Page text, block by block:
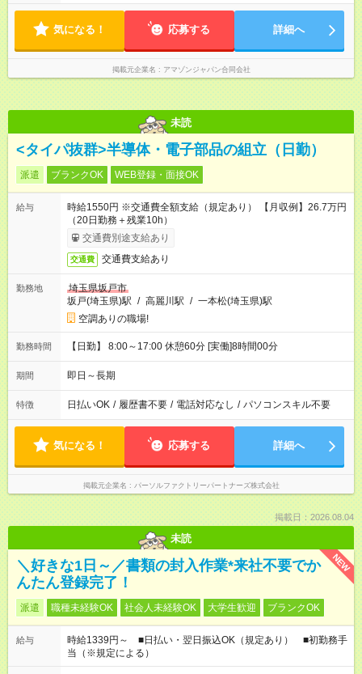
気になる！ 応募する 詳細へ
掲載元企業名 アマゾンジャパン合同会社
未読
<タイパ抜群>半導体・電子部品の組立（日勤）
派遣 ブランクOK WEB登録・面接OK
給与
時給1550円 ※交通費全額支給（規定あり） 【月収例】26.7万円
（20日勤務＋残業10h）
交通費別途支給あり
交通費 交通費支給あり
勤務地
埼玉県坂戸市
坂戸(埼玉県)駅 / 高麗川駅 / 一本松(埼玉県)駅
空調ありの職場!
勤務時間 【日勤】 8:00～17:00 休憩60分 [実働]8時間00分
期間 即日～長期
特徴 日払いOK / 履歴書不要 / 電話対応なし / パソコンスキル不要
気になる！ 応募する 詳細へ
掲載元企業名 パーソルファクトリーパートナーズ株式会社
掲載日：2026.08.04
未読
NEW
＼好きな1日～／書類の封入作業*来社不要でか
んたん登録完了！
派遣 職種未経験OK 社会人未経験OK 大学生歓迎 ブランクOK
給与
時給1339円～ ■日払い・翌日振込OK（規定あり） ■初勤務手
当（※規定による）